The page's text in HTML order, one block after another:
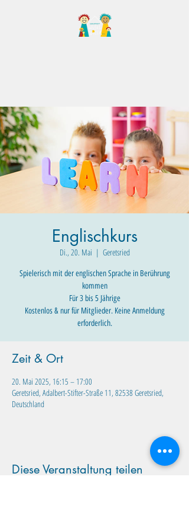
Englischkurs
Di., 20. Mai
  |
Geretsried
Spielerisch mit der englischen Sprache in Berührung
kommen
Für 3 bis 5 Jährige
Kostenlos & nur für Mitglieder. Keine Anmeldung
erforderlich.
Zeit & Ort
20. Mai 2025, 16:15 – 17:00
Geretsried, Adalbert-Stifter-Straße 11, 82538 Geretsried,
Deutschland
Diese Veranstaltung teilen